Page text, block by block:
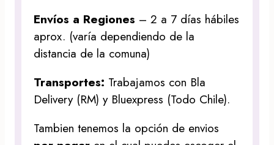
Envíos a Regiones – 2 a 7 días hábiles
aprox. (varía dependiendo de la
distancia de la comuna)
Transportes: Trabajamos con Bla
Delivery (RM) y Bluexpress (Todo Chile).
Tambien tenemos la opción de envios